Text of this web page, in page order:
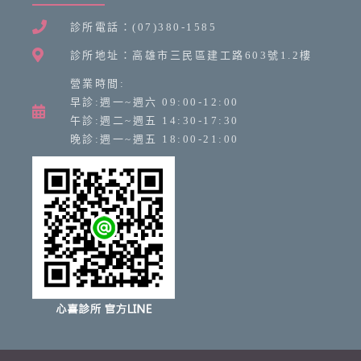
診所電話：(07)380-1585
診所地址：高雄市三民區建工路603號1.2樓
營業時間:
早診:週一~週六 09:00-12:00
午診:週二~週五 14:30-17:30
晚診:週一~週五 18:00-21:00